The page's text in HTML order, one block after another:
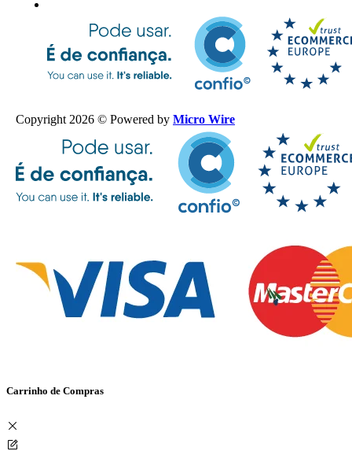
Copyright 2026 © Powered by Micro Wire
Carrinho de Compras